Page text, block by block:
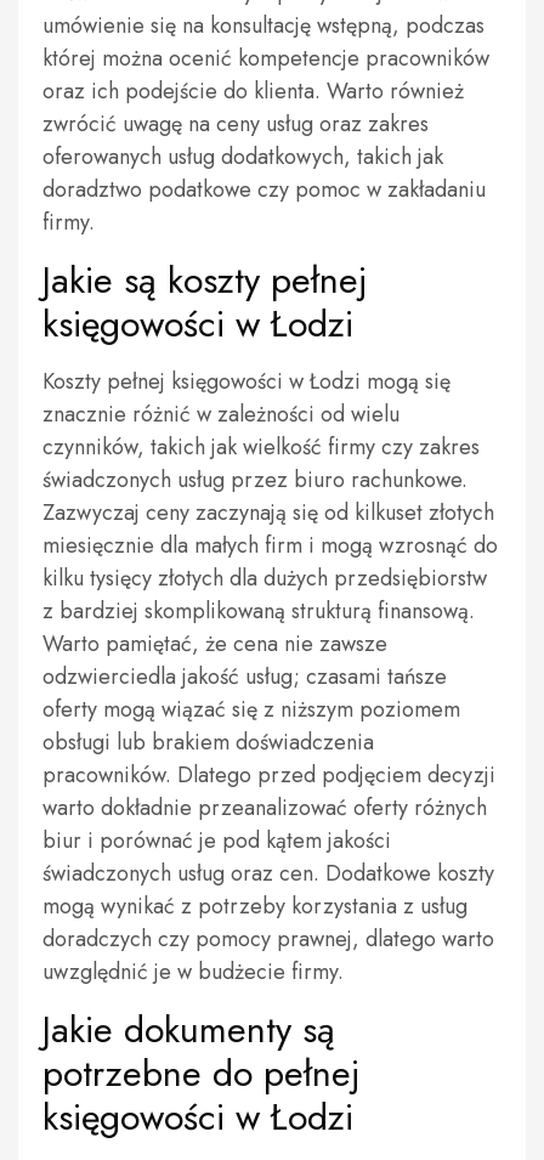
umówienie się na konsultację wstępną, podczas
której można ocenić kompetencje pracowników
oraz ich podejście do klienta. Warto również
zwrócić uwagę na ceny usług oraz zakres
oferowanych usług dodatkowych, takich jak
doradztwo podatkowe czy pomoc w zakładaniu
firmy.
Jakie są koszty pełnej
księgowości w Łodzi
Koszty pełnej księgowości w Łodzi mogą się
znacznie różnić w zależności od wielu
czynników, takich jak wielkość firmy czy zakres
świadczonych usług przez biuro rachunkowe.
Zazwyczaj ceny zaczynają się od kilkuset złotych
miesięcznie dla małych firm i mogą wzrosnąć do
kilku tysięcy złotych dla dużych przedsiębiorstw
z bardziej skomplikowaną strukturą finansową.
Warto pamiętać, że cena nie zawsze
odzwierciedla jakość usług; czasami tańsze
oferty mogą wiązać się z niższym poziomem
obsługi lub brakiem doświadczenia
pracowników. Dlatego przed podjęciem decyzji
warto dokładnie przeanalizować oferty różnych
biur i porównać je pod kątem jakości
świadczonych usług oraz cen. Dodatkowe koszty
mogą wynikać z potrzeby korzystania z usług
doradczych czy pomocy prawnej, dlatego warto
uwzględnić je w budżecie firmy.
Jakie dokumenty są
potrzebne do pełnej
księgowości w Łodzi